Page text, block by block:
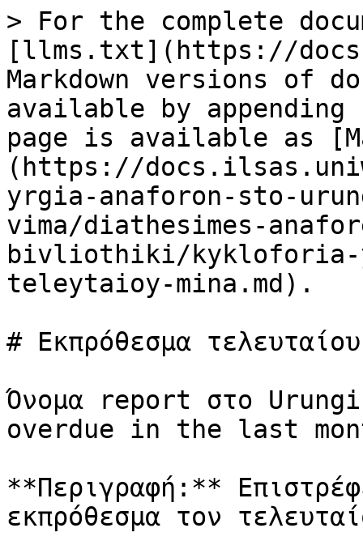
> For the complete
[llms.txt](https://
Markdown versions of
available by
page is available as
(https://
yrgia-anaforon-sto-
vima/diathesimes-
bivliothiki/kykloforia-
teleytaioy-mina.md).
# Εκπρόθεσμα
Όνομα report στο
overdue in the last
**Περιγραφή:**
εκπρόθεσμα τον